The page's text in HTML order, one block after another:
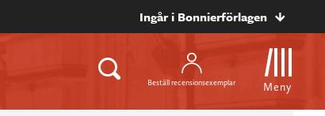
Ingår i Bonnierförlagen
Beställ recensionsexemplar Meny